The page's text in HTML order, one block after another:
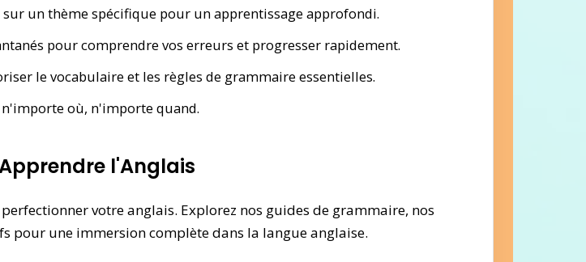
sur un thème spécifique pour un apprentissage approfondi.
pour comprendre vos erreurs et progresser rapidement.
le vocabulaire et les règles de grammaire essentielles.
où, n'importe quand.
l'Anglais
votre anglais. Explorez nos guides de grammaire, nos
pour une immersion complète dans la langue anglaise.